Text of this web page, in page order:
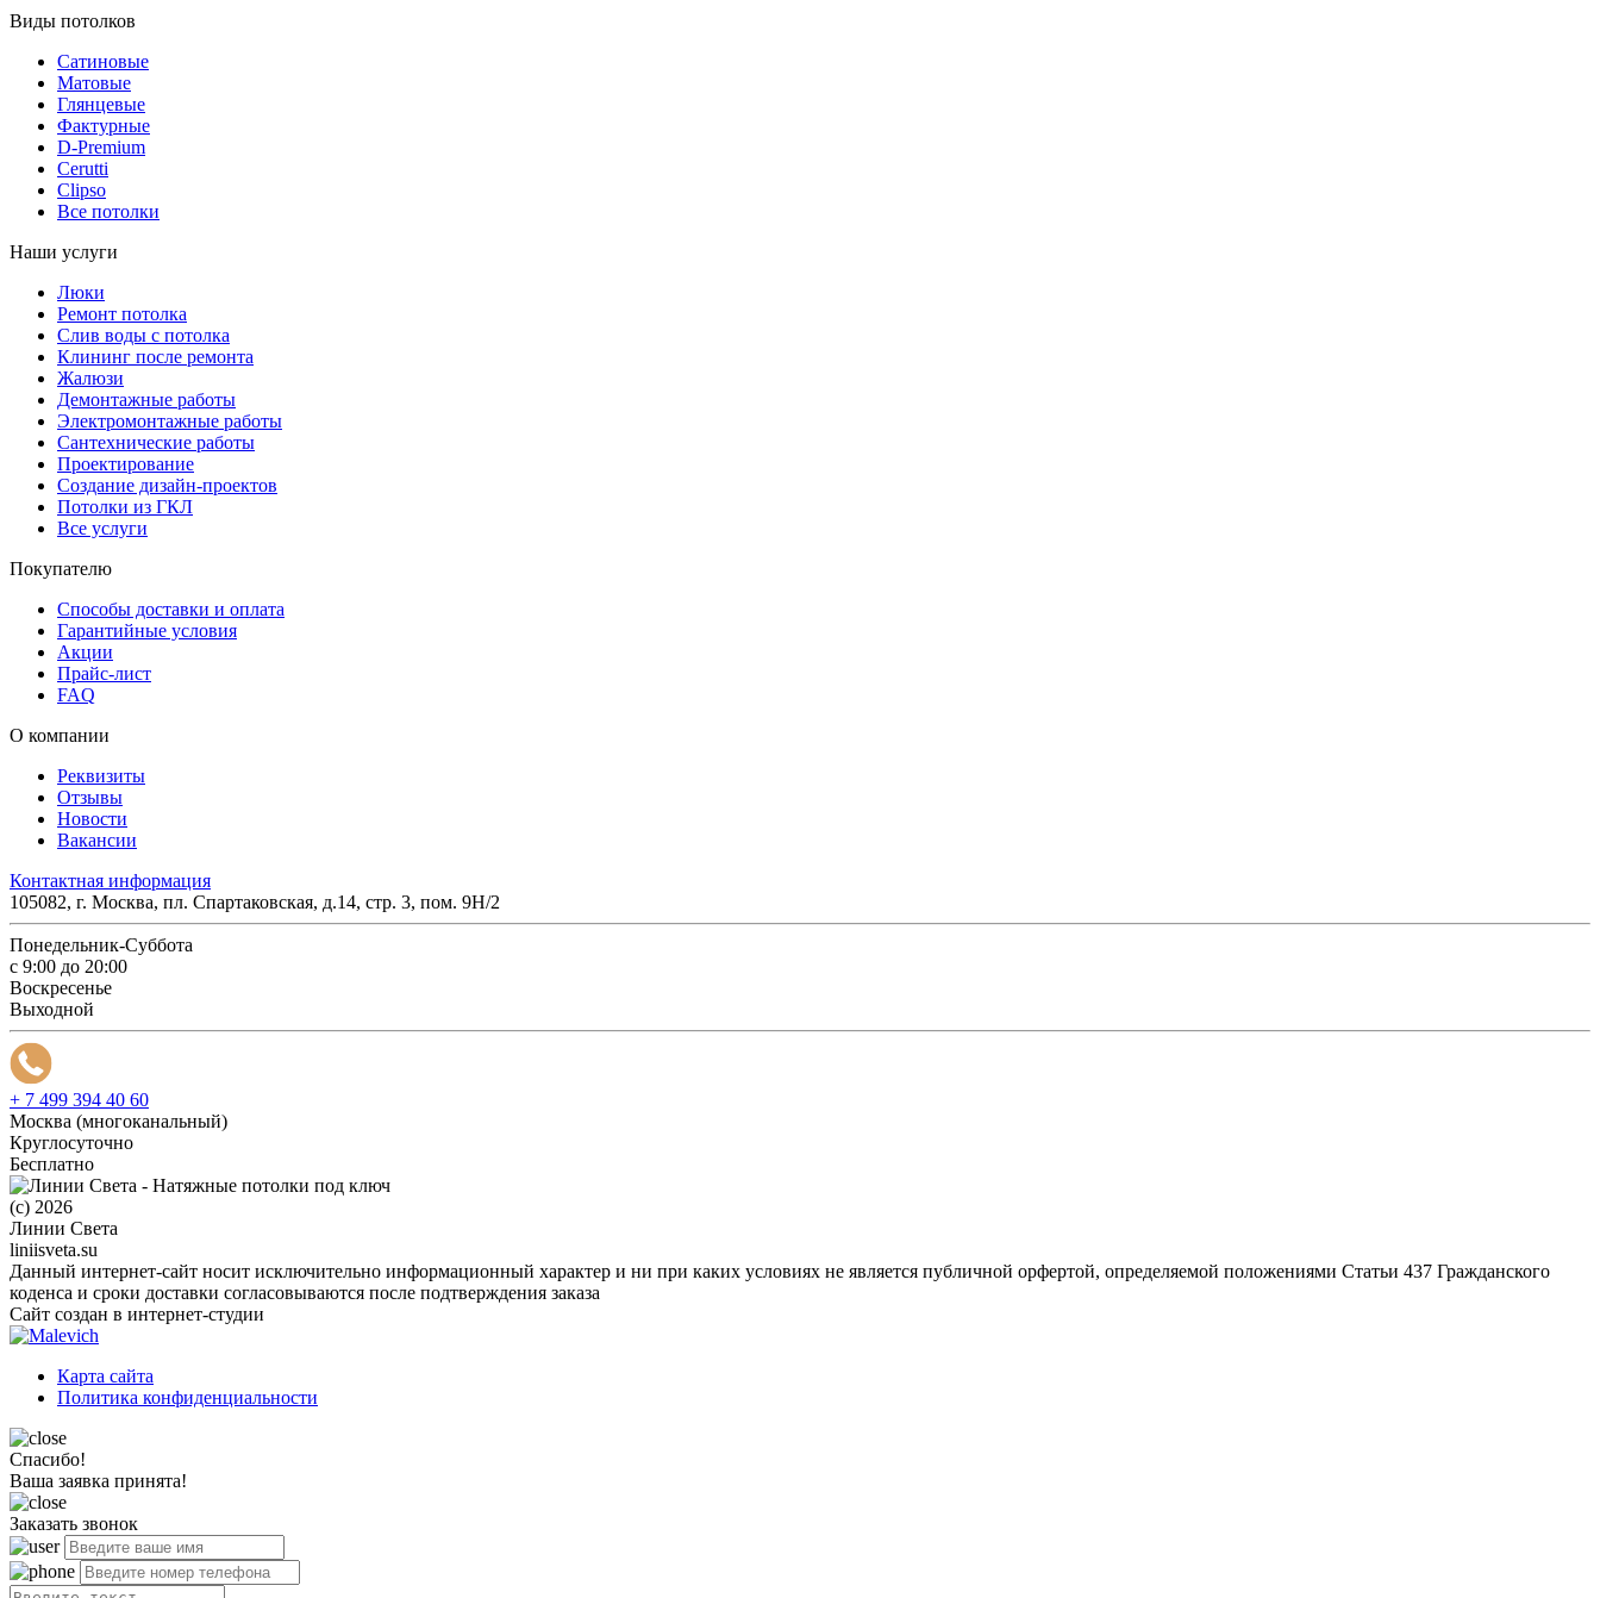
Виды потолков
Сатиновые
Матовые
Глянцевые
Фактурные
D-Premium
Cerutti
Clipso
Все потолки
Наши услуги
Люки
Ремонт потолка
Слив воды с потолка
Клининг после ремонта
Жалюзи
Демонтажные работы
Электромонтажные работы
Сантехнические работы
Проектирование
Создание дизайн-проектов
Потолки из ГКЛ
Все услуги
Покупателю
Способы доставки и оплата
Гарантийные условия
Акции
Прайс-лист
FAQ
О компании
Реквизиты
Отзывы
Новости
Вакансии
Контактная информация
105082, г. Москва, пл. Спартаковская, д.14, стр. 3, пом. 9Н/2
Понедельник-Суббота
с 9:00 до 20:00
Воскресенье
Выходной
+ 7 499 394 40 60
Москва (многоканальный)
Круглосуточно
Бесплатно
(c) 2026
Линии Света
liniisveta.su
Данный интернет-сайт носит исключительно информационный характер и ни при каких условиях не является публичной орфертой, определяемой положениями Статьи 437 Гражданского
коденса и сроки доставки согласовываются после подтверждения заказа
Сайт создан в интернет-студии
Карта сайта
Политика конфиденциальности
Спасибо!
Ваша заявка принята!
Заказать звонок